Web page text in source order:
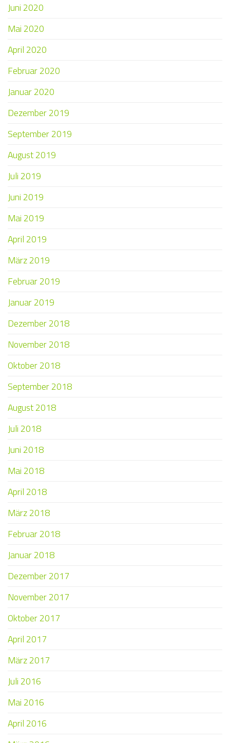
Juni 2020
Mai 2020
April 2020
Februar 2020
Januar 2020
Dezember 2019
September 2019
August 2019
Juli 2019
Juni 2019
Mai 2019
April 2019
März 2019
Februar 2019
Januar 2019
Dezember 2018
November 2018
Oktober 2018
September 2018
August 2018
Juli 2018
Juni 2018
Mai 2018
April 2018
März 2018
Februar 2018
Januar 2018
Dezember 2017
November 2017
Oktober 2017
April 2017
März 2017
Juli 2016
Mai 2016
April 2016